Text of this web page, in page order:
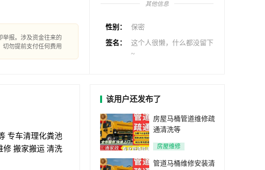
举报。涉及资金往来的
勿提前支付任何费用
其他信息
性别： 保密
签名：
这个人很懒，什么都没留下
~
专车清理化粪池
修 搬家搬运 清洗
该用户还发布了
房屋马桶管道维修疏
通清洗等
房屋维修
管道马桶维修安装清